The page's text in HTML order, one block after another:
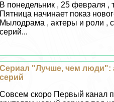
В понедельник , 25 февраля ,
Пятница начинает показ
Мылодрама , актеры и роли ,
серий...
Сериал "Лучше, чем люди":
серий
Совсем скоро Первый канал